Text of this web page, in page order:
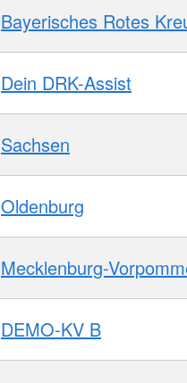
Bayerisches Rotes
Dein DRK-Assist
Sachsen
Oldenburg
Mecklenburg-
DEMO-KV B